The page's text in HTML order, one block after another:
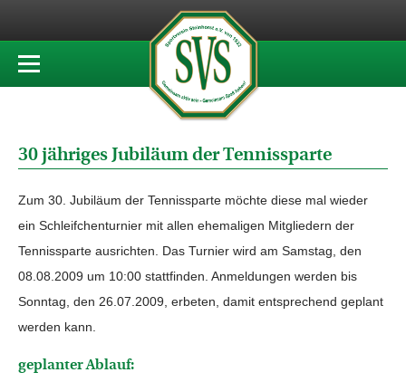
30 jähriges Jubiläum der Tennissparte
Zum 30. Jubiläum der Tennissparte möchte diese mal wieder
ein Schleifchenturnier mit allen ehemaligen Mitgliedern der
Tennissparte ausrichten. Das Turnier wird am Samstag, den
08.08.2009 um 10:00 stattfinden. Anmeldungen werden bis
Sonntag, den 26.07.2009, erbeten, damit entsprechend geplant
werden kann.
geplanter Ablauf: